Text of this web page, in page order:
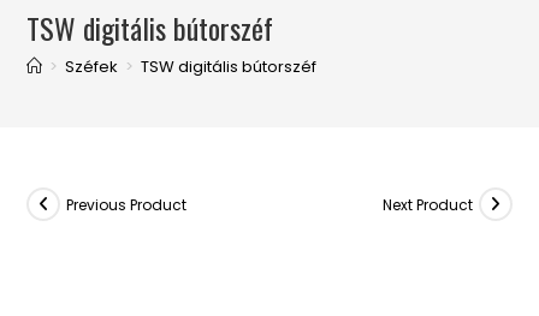
TSW digitális bútorszéf
> Széfek > TSW digitális bútorszéf
Previous Product Next Product